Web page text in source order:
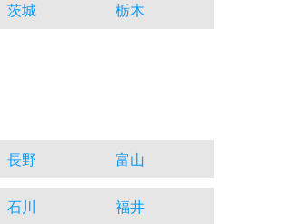
茨城 栃木
長野 富山
石川 福井